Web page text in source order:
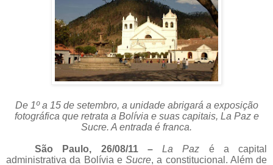
De 1º a 15 de setembro, a unidade abrigará a exposição
fotográfica que retrata a Bolívia e suas capitais, La Paze
Sucre. A entrada é franca.
São Paulo, 26/08/11 –La Paz é a capital
administrativa da Bolívia e Sucre, a constitucional. Além de